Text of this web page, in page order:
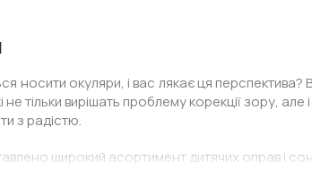
носити окуляри, і вас лякає ця
не тільки вирішать проблему корекції зору,
з радістю.
широкий асортимент дитячих оправ і